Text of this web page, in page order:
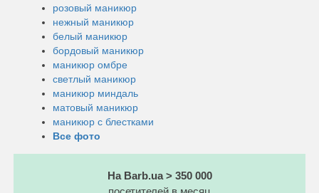
розовый маникюр
нежный маникюр
белый маникюр
бордовый маникюр
маникюр омбре
светлый маникюр
маникюр миндаль
матовый маникюр
маникюр с блестками
Все фото
На Barb.ua > 350 000